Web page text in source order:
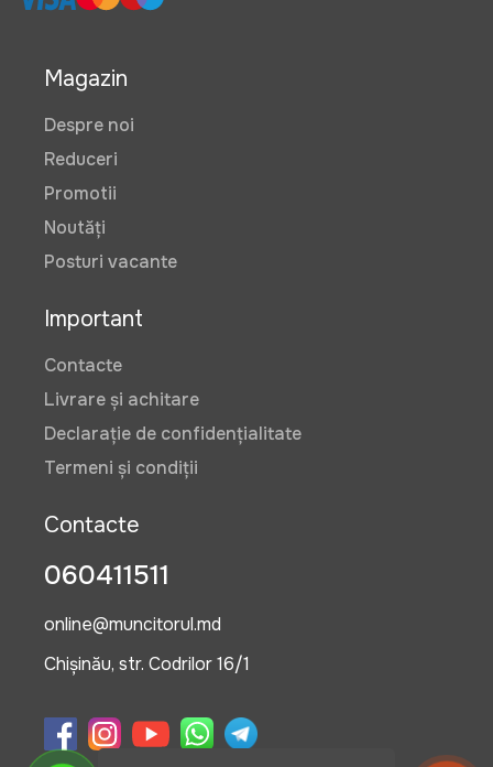
Magazin
Despre noi
Reduceri
Promotii
Noutăți
Posturi vacante
Important
Contacte
Livrare și achitare
Declarație de confidențialitate
Termeni și condiții
Contacte
060411511
online@muncitorul.md
Chișinău, str. Codrilor 16/1